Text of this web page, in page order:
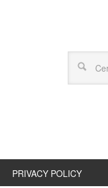
PRIVACY POLICY